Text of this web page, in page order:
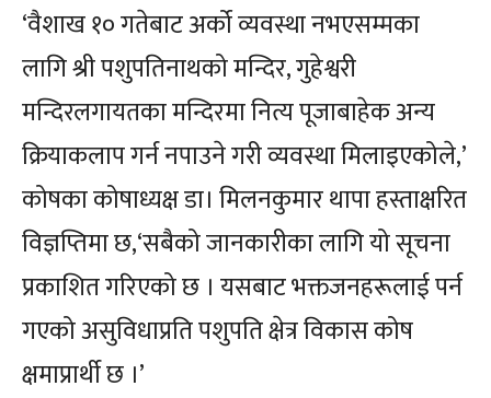
‘वैशाख १० गतेबाट अर्को व्यवस्था नभएसम्मका
लागि श्री पशुपतिनाथको मन्दिर, गुहेश्वरी
मन्दिरलगायतका मन्दिरमा नित्य पूजाबाहेक अन्य
क्रियाकलाप गर्न नपाउने गरी व्यवस्था मिलाइएकोले,’
कोषका कोषाध्यक्ष डा। मिलनकुमार थापा हस्ताक्षरित
विज्ञप्तिमा छ,‘सबैको जानकारीका लागि यो सूचना
प्रकाशित गरिएको छ । यसबाट भक्तजनहरूलाई पर्न
गएको असुविधाप्रति पशुपति क्षेत्र विकास कोष
क्षमाप्रार्थी छ ।’